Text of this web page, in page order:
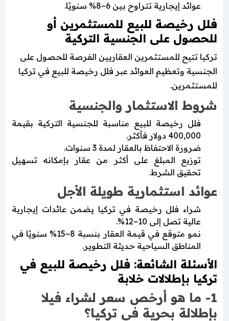
عوائد إيجارية تتراوح بين 6–8% سنويًا.
فلل رخيصة للبيع للمستثمرين أو
للحصول على الجنسية التركية
تركيا تتيح للمستثمرين العقاريين الفرصة للحصول على
الجنسية وتعظيم العوائد عبر فلل رخيصة للبيع في تركيا
للمستثمرين.
شروط الاستثمار والجنسية
فلل رخيصة للبيع مناسبة للجنسية التركية بقيمة
400,000 دولار فأكثر.
ضرورة الاحتفاظ بالعقار لمدة 3 سنوات.
توزيع المبلغ على أكثر من عقار بإمكانه تسهيل
تحقيق الشرط.
عوائد استثمارية طويلة الأجل
شراء فلل رخيصة في تركيا يضمن عائدات إيجارية
عالية تصل إلى 10–12%.
نمو متوقع في قيمة العقار بنسبة 8–15% سنويًا في
المناطق السياحية حديثة التطوير.
الأسئلة الشائعة: فلل رخيصة للبيع في
تركيا بإطلالات خلابة
1- ما هو أرخص سعر لشراء فيلا
بإطلالة بحرية في تركيا؟